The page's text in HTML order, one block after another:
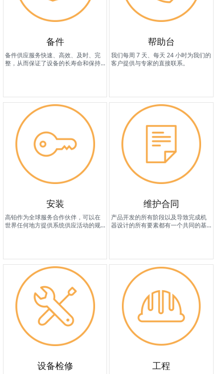
备件
备件供应服务快速、高效、及时、完
整，从而保证了设备的长寿命和保持
帮助台
我们每周 7 天、每天 24 小时为我们的
客户提供与专家的直接联系。
安装
高铂作为全球服务合作伙伴，可以在
世界任何地方提供系统供应活动的规
维护合同
产品开发的所有阶段以及导致完成机
器设计的所有要素都有一个共同的基
设备检修 工程